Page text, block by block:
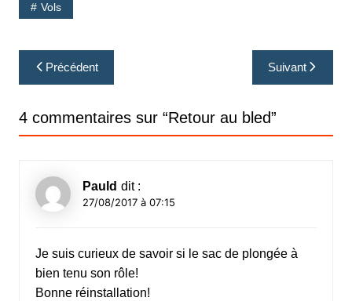
Vols
Navigation
de
l’article
Précédent Suivant
4 commentaires sur “Retour au bled”
Pauld dit :
27/08/2017 à 07:15
Je suis curieux de savoir si le sac de plongée à
bien tenu son rôle!
Bonne réinstallation!